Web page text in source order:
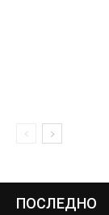
ПОСЛЕДНО